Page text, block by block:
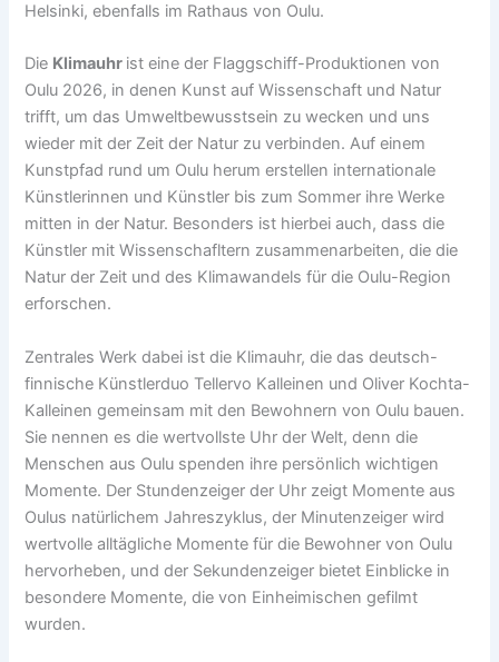
Helsinki, ebenfalls im Rathaus von Oulu.
Die Klimauhr ist eine der Flaggschiff-Produktionen von
Oulu 2026, in denen Kunst auf Wissenschaft und Natur
trifft, um das Umweltbewusstsein zu wecken und uns
wieder mit der Zeit der Natur zu verbinden. Auf einem
Kunstpfad rund um Oulu herum erstellen internationale
Künstlerinnen und Künstler bis zum Sommer ihre Werke
mitten in der Natur. Besonders ist hierbei auch, dass die
Künstler mit Wissenschafltern zusammenarbeiten, die die
Natur der Zeit und des Klimawandels für die Oulu-Region
erforschen.
Zentrales Werk dabei ist die Klimauhr, die das deutsch-
finnische Künstlerduo Tellervo Kalleinen und Oliver Kochta-
Kalleinen gemeinsam mit den Bewohnern von Oulu bauen.
Sie nennen es die wertvollste Uhr der Welt, denn die
Menschen aus Oulu spenden ihre persönlich wichtigen
Momente. Der Stundenzeiger der Uhr zeigt Momente aus
Oulus natürlichem Jahreszyklus, der Minutenzeiger wird
wertvolle alltägliche Momente für die Bewohner von Oulu
hervorheben, und der Sekundenzeiger bietet Einblicke in
besondere Momente, die von Einheimischen gefilmt
wurden.